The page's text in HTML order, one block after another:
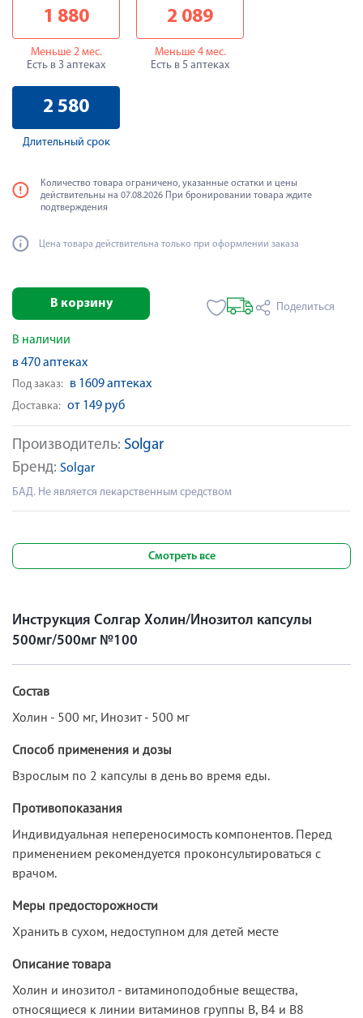
Производитель: Solgar
Бренд: Solgar
БАД. Не является лекарственным средством
1 880
Меньше 2 мес.
Есть в 3 аптеках
2 089
Меньше 4 мес.
Есть в 5 аптеках
2 580
Длительный срок
Количество товара ограничено, указанные остатки и цены
действительны на 07.08.2026 При бронировании товара ждите
подтверждения
Цена товара действительна только при оформлении заказа
В корзину Поделиться
В наличии
в 470 аптеках
Под заказ: в 1609 аптеках
Доставка: от 149 руб
Смотреть все
Инструкция Солгар Холин/Инозитол капсулы
500мг/500мг №100
Состав
Холин - 500 мг, Инозит - 500 мг
Способ применения и дозы
Взрослым по 2 капсулы в день во время еды.
Противопоказания
Индивидуальная непереносимость компонентов. Перед
применением рекомендуется проконсультироваться с
врачом.
Меры предосторожности
Хранить в сухом, недоступном для детей месте
Описание товара
Холин и инозитол - витаминоподобные вещества,
относящиеся к линии витаминов группы В, В4 и В8